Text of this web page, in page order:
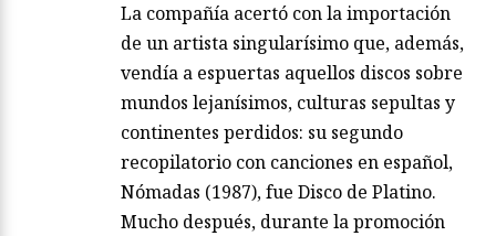
La compañía acertó con la importación
de un artista singularísimo que, además,
vendía a espuertas aquellos discos sobre
mundos lejanísimos, culturas sepultas y
continentes perdidos: su segundo
recopilatorio con canciones en español,
Nómadas (1987), fue Disco de Platino.
Mucho después, durante la promoción